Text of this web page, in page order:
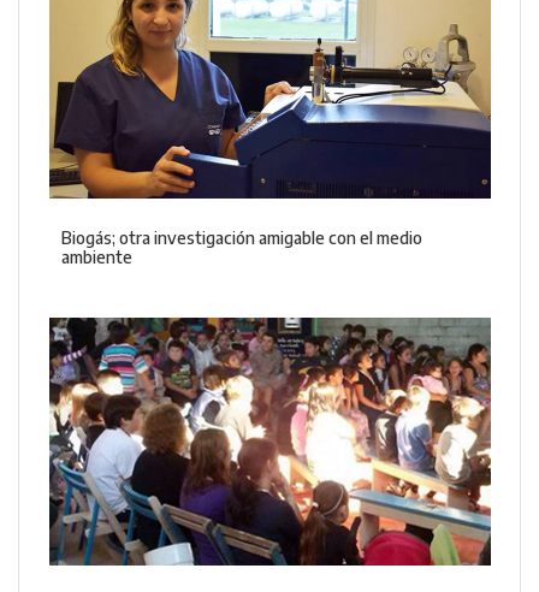
Biogás; otra investigación amigable con el medio
ambiente